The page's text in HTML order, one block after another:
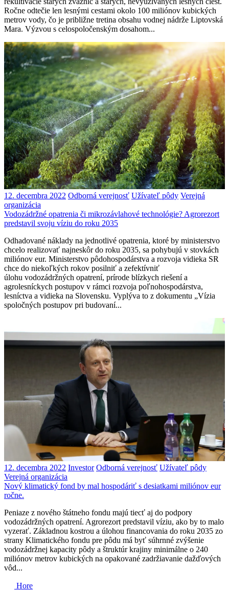
Ročne odtečie len lesnými cestami okolo 100 miliónov kubických
metrov vody, čo je približne tretina obsahu vodnej nádrže Liptovská
Mara. Výzvou s celospoločenským dosahom...
12. decembra 2022 Odborná verejnosť Užívateľ pôdy Verejná
organizácia
Vodozádržné opatrenia či mikrozávlahové technológie? Agrorezort
predstavil svoju víziu do roku 2035
Odhadované náklady na jednotlivé opatrenia, ktoré by ministerstvo
chcelo realizovať najneskôr do roku 2035, sa pohybujú v stovkách
miliónov eur. Ministerstvo pôdohospodárstva a rozvoja vidieka SR
chce do niekoľkých rokov posilniť a zefektívniť
úlohu vodozádržných opatrení, prírode blízkych riešení a
agrolesníckych postupov v rámci rozvoja poľnohospodárstva,
lesníctva a vidieka na Slovensku. Vyplýva to z dokumentu „Vízia
spoločných postupov pri budovaní...
12. decembra 2022 Investor Odborná verejnosť Užívateľ pôdy
Verejná organizácia
Nový klimatický fond by mal hospodáriť s desiatkami miliónov eur
ročne.
Peniaze z nového štátneho fondu majú tiecť aj do podpory
vodozádržných opatrení. Agrorezort predstavil víziu, ako by to malo
vyzerať. Základnou kostrou a úlohou financovania do roku 2035 zo
strany Klimatického fondu pre pôdu má byť súhrnné zvýšenie
vodozádržnej kapacity pôdy a štruktúr krajiny minimálne o 240
miliónov metrov kubických na opakované zadržiavanie dažďových
vôd...
Hore